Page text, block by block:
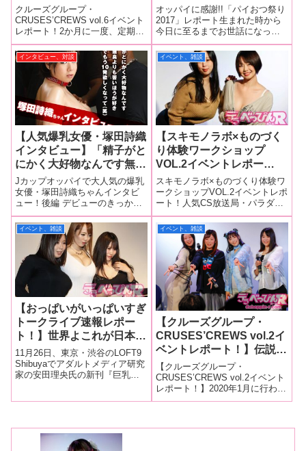
織、橋野愛琉、赤瀬尚子が
バレンタインデーの甘く切
ない思い出を語る！ 復活
した尚子さんの意外な素顔
が明らかに！
クルーズグループ・
CRUSES’CREWS vol.6イベント
レポート！2か月に一度、定期開
催されている「クルーズグルー
プpresents『CRUSES’CREWS
vol.6』」が、2月16日に東京・レ
フカダ新宿で行われ、満員のフ
ァンが集
村ニーナちゃん、玉木くる
みちゃん、相澤ゆりなちゃ
ん、久我かのんちゃん、塚
田詩織ちゃん、北川エリカ
ちゃん、葉月美音ちゃんが
ビキニ姿で神対応！ おっ
ぱいに感謝する奇祭が盛大
に開催！
オッパイに感謝!!「パイおつ祭り
2017」レポート生まれた時から
今日に至るまでお世話になって
いるおっぱい。そのおっぱいに
感謝し、神乳様として祀る奇祭
をパラダイステレビが開催！ 9
月10日、新宿レフカダで行われ
た「パイおつ祭り2017」を詳細
インタビュー、対談
【人気爆乳女優・塚田詩織
インタビュー】「精子がと
にかく大好物なんです無味
無臭よりも苦いほうが好き
撮影でもう10発欲しくな
って（笑）」「需要がある
限り仕事が続けたいです
「塚田詩織」でいることが
一番幸せ」後編
Jカップオッパイで大人気の爆乳
女優・塚田詩織ちゃんインタビ
ュー！後編 デビューのきっかけ
や、好きだというザーメンのこ
と、そして成長し続けるオッパ
イや最新作について三回に分け
てたっぷりお送りします！生粋
のザーメン大好き娘は撮影で10
発追加を希
イベント、雑談
【スキモノラボ×ものづく
り体験ワークショップ
VOL.2イベントレポー
ト！】塚田詩織と赤瀬尚子
がファンと一緒にアダルト
グッズをデコレーショ
ン！ トークでは赤瀬尚子
が謎のオリジナルソングを
披露！
スキモノラボ×ものづくり体験ワ
ークショップVOL.2イベントレポ
ート！人気CS放送局・パラダイ
ステレビのアダルトグッズ専門
通販番組「スキモノラボ」は、
以前、観客を集めた公開収録番
組を開催していましたが、イベ
ントはリニューアルされ「スキ
モノラ
イベント、雑談
【おっぱいがいっぱいすぎ
トークライブ速報レポー
ト！】世界よこれが日本の
おっぱいだ！
Hitomi（113cm）、塚田
詩織（101cm）、葉月美
トリオが最強おっぱいを語
11月26日、東京・渋谷のLOFT9
Shibuyaでアダルトメディア研究
家の安田理央氏の新刊『巨乳の
vol.1 やっぱりお
イベント、雑談
【クルーズグループ・
CRUSES’CREWS vol.2イ
ベントレポート！】伝説の
イベントが3年半の時を経
て復活！ 塚田詩織、橋野
愛琉、角名つむぎ、桃井み
ゆうが性癖話などを告白し
【クルーズグループ・
CRUSES’CREWS vol.2イベント
レポート！】2020年1月に行われ
た「vol.1」から、実に3年半ぶり